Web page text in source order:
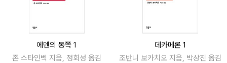
에덴의 동쪽 1
존 스타인벡 지음, 정회성 옮김
데카메론 1
조반니 보카치오 지음, 박상진 옮김